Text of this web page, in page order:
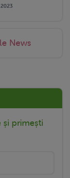
News
primești